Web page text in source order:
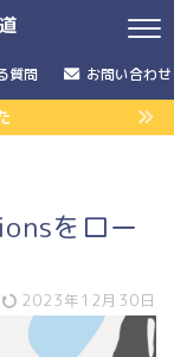
質問 お問い合わせ
をロー
2023年12月30日